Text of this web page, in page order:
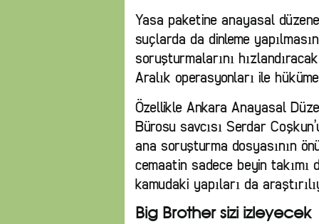
Yasa paketine anayasal
suçlarda da dinleme
soruşturmalarını
Aralık operasyonları ile
Özellikle Ankara Anayasal
Bürosu savcısı Serdar
ana soruşturma dosyasının
cemaatin sadece beyin takımı
kamudaki yapıları da
Big Brother sizi izleyecek